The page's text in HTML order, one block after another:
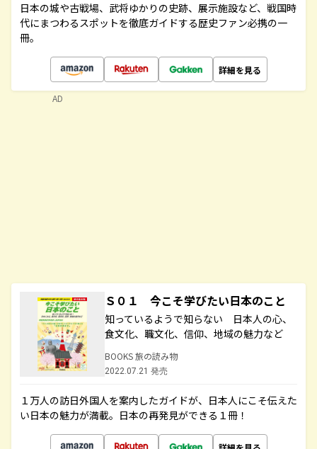
日本の城や古戦場、武将ゆかりの史跡、展示施設など、戦国時
代にまつわるスポットを徹底ガイドする歴史ファン必携の一
冊。
詳細を見る
Ｓ０１ 今こそ学びたい日本のこと
知っているようで知らない 日本人の心、
食文化、職文化、信仰、地域の魅力など
BOOKS 旅の読み物
2022.07.21 発売
１万人の訪日外国人を案内したガイドが、日本人にこそ伝えた
い日本の魅力が満載。日本の再発見ができる１冊！
AD